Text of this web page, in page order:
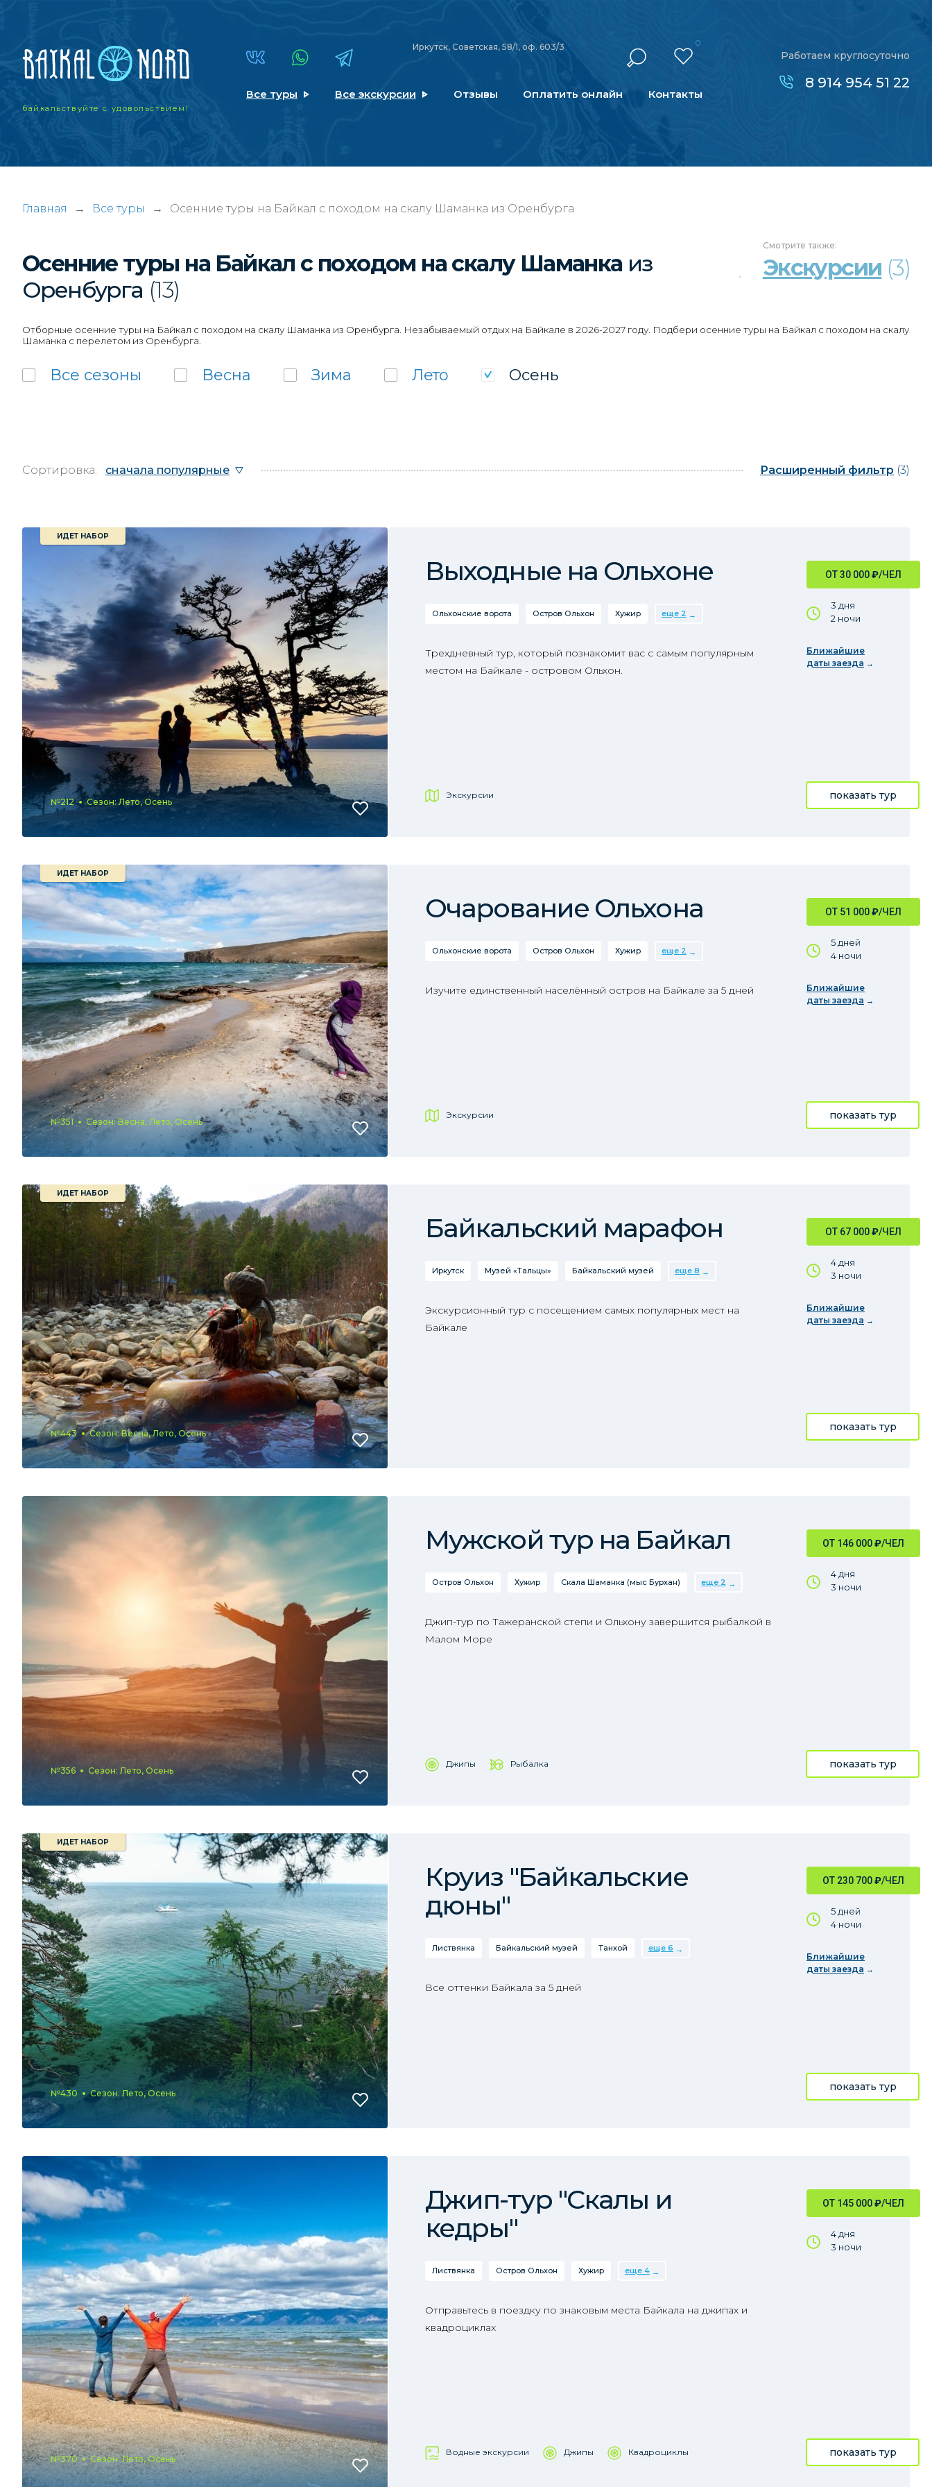
байкальствуйтес удовольствием!
Иркутск, Советская, 58/1, оф. 603/3 0
Все туры Все экскурсии Отзывы Оплатить онлайн Контакты
Работаем круглосуточно
8 914 954 51 22
Главная → Все туры → Осенние туры на Байкал с походом на скалу Шаманка из Оренбурга
Осенние туры на Байкал с походом на скалу Шаманка из
Оренбурга (13)
Смотрите также:
Экскурсии (3)
Отборные осенние туры на Байкал с походом на скалу Шаманка из Оренбурга. Незабываемый отдых на Байкале в 2026-2027 году. Подбери осенние туры на Байкал с походом на скалу
Шаманка с перелетом из Оренбурга.
Все сезоны Весна Зима Лето Осень
Сортировка: сначала популярные Расширенный фильтр (3)
ИДЕТ НАБОР
№212 Сезон: Лето, Осень
ОТ 30 000₽/ЧЕЛ
3 дня
2 ночи
Ближайшие
даты заезда
Выходные на Ольхоне
Ольхонские ворота Остров Ольхон Хужир еще 2
Трехдневный тур, который познакомит вас с самым популярным
местом на Байкале - островом Ольхон.
Экскурсии показать тур
ИДЕТ НАБОР
№351 Сезон: Весна, Лето, Осень
ОТ 51 000₽/ЧЕЛ
5 дней
4 ночи
Ближайшие
даты заезда
Очарование Ольхона
Ольхонские ворота Остров Ольхон Хужир еще 2
Изучите единственный населённый остров на Байкале за 5 дней
Экскурсии показать тур
ИДЕТ НАБОР
№443 Сезон: Весна, Лето, Осень
ОТ 67 000₽/ЧЕЛ
4 дня
3 ночи
Ближайшие
даты заезда
Байкальский марафон
Иркутск Музей «Тальцы» Байкальский музей еще 8
Экскурсионный тур с посещением самых популярных мест на
Байкале
показать тур
№356 Сезон: Лето, Осень
ОТ 146 000₽/ЧЕЛ
4 дня
3 ночи
Мужской тур на Байкал
Остров Ольхон Хужир Скала Шаманка (мыс Бурхан) еще 2
Джип-тур по Тажеранской степи и Ольхону завершится рыбалкой в
Малом Море
Джипы Рыбалка показать тур
ИДЕТ НАБОР
№430 Сезон: Лето, Осень
ОТ 230 700₽/ЧЕЛ
5 дней
4 ночи
Ближайшие
даты заезда
Круиз "Байкальские
дюны"
Листвянка Байкальский музей Танхой еще 6
Все оттенки Байкала за 5 дней
показать тур
№370 Сезон: Лето, Осень
ОТ 145 000₽/ЧЕЛ
4 дня
3 ночи
Джип-тур "Скалы и
кедры"
Листвянка Остров Ольхон Хужир еще 4
Отправьтесь в поездку по знаковым места Байкала на джипах и
квадроциклах
Водные экскурсии Джипы Квадроциклы показать тур